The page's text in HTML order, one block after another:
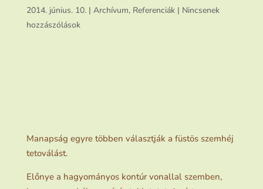
2014. június. 10.| Archívum, Referenciák| Nincsenek
hozzászólások
Manapság egyre többen választják a füstös szemhéj
tetoválást.
Előnye a hagyományos kontúr vonallal szemben,